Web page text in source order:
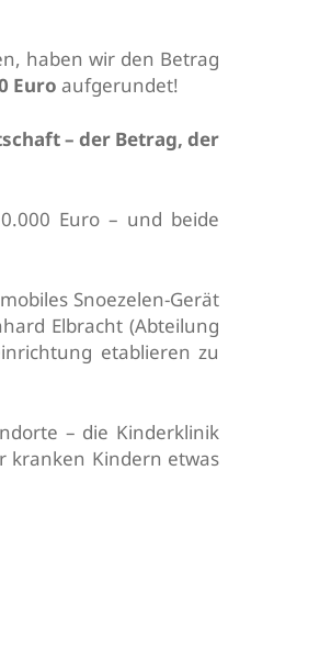
haben wir den Betrag
Euro aufgerundet!
– der Betrag, der
Euro – und beide
Snoezelen-Gerät
Elbracht (Abteilung
etablieren zu
– die Kinderklinik
kranken Kindern etwas